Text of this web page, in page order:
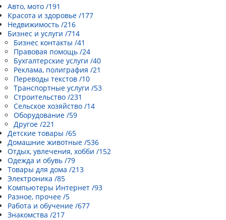
Каталог сайтов
| Регистрация |
Авто, мото /191
Красота и здоровье /177
Недвижимость /216
Бизнес и услуги /714
Бизнес контакты /41
Правовая помощь /24
Бухгалтерские услуги /40
Реклама, полиграфия /21
Переводы текстов /10
Транспортные услуги /53
Строительство /231
Сельское хозяйство /14
Оборудование /59
Другое /221
Детские товары /65
Домашние животные /536
Отдых, увлечения, хобби /152
Одежда и обувь /79
Товары для дома /213
Электроника /85
Компьютеры Интернет /93
Разное, прочее /5
Работа и обучение /677
Знакомства /217